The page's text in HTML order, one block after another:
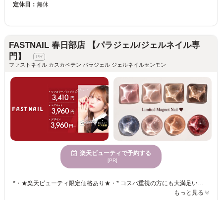
定休日： 無休
FASTNAIL 春日部店 【パラジェル/ジェルネイル専
門】
ファストネイル カスカベテン パラジェル ジェルネイルセンモン
楽天ビューティで予約する
[PR]
もっと見る